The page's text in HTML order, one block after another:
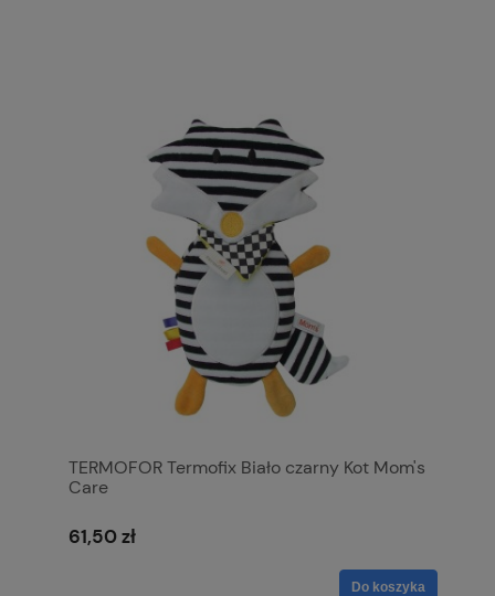
TERMOFOR Termofix Biało czarny Kot Mom's
Care
61,50 zł
Do koszyka